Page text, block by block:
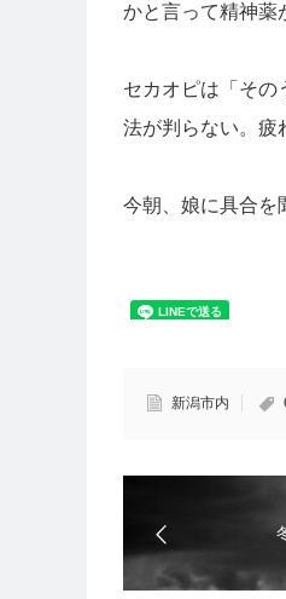
かと言って精神薬
セカオピは「その
法が判らない。疲
今朝、娘に具合を
新潟市内